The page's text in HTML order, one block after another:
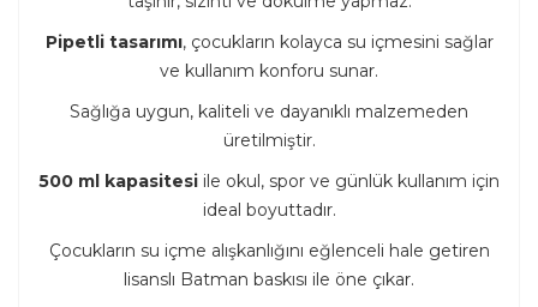
Pipetli tasarımı, çocukların kolayca su içmesini sağlar
ve kullanım konforu sunar.
Sağlığa uygun, kaliteli ve dayanıklı malzemeden
üretilmiştir.
500 ml kapasitesi ile okul, spor ve günlük kullanım için
ideal boyuttadır.
Çocukların su içme alışkanlığını eğlenceli hale getiren
lisanslı Batman baskısı ile öne çıkar.